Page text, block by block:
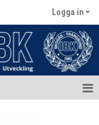
Logga in